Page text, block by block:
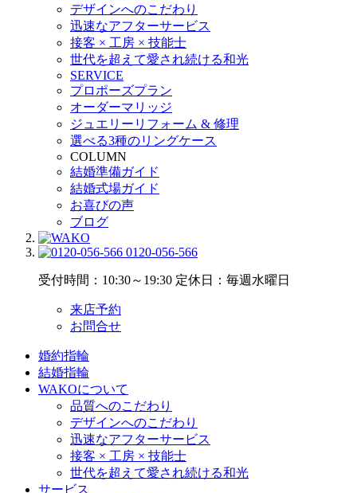
デザインへのこだわり
迅速なアフターサービス
接客 × 工房 × 技能士
世代を超えて愛され続ける和光
SERVICE
プロポーズプラン
オーダーマリッジ
ジュエリーリフォーム & 修理
選べる3種のリングケース
COLUMN
結婚準備ガイド
結婚式場ガイド
お喜びの声
ブログ
0120-056-566
受付時間：10:30～19:30 定休日：毎週水曜日
来店予約
お問合せ
婚約指輪
結婚指輪
WAKOについて
品質へのこだわり
デザインへのこだわり
迅速なアフターサービス
接客 × 工房 × 技能士
世代を超えて愛され続ける和光
サービス